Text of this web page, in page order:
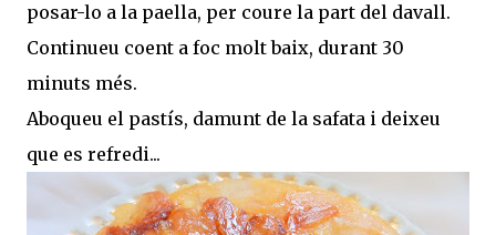
posar-lo a la paella, per coure la part del davall.
Continueu coent a foc molt baix, durant 30
minuts més.
Aboqueu el pastís, damunt de la safata i deixeu
que es refredi...